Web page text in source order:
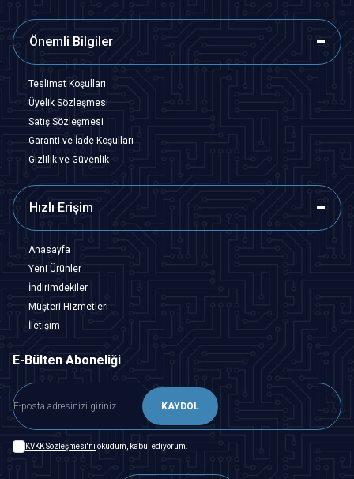
Önemli Bilgiler
Teslimat Koşulları
Üyelik Sözleşmesi
Satış Sözleşmesi
Garanti ve İade Koşulları
Gizlilik ve Güvenlik
Hızlı Erişim
Anasayfa
Yeni Ürünler
İndirimdekiler
Müşteri Hizmetleri
İletişim
E-Bülten Aboneliği
KAYDOL
KVKK Sözleşmesi'ni okudum, kabul ediyorum.